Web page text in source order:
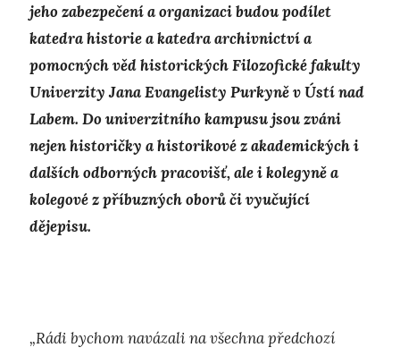
jeho zabezpečení a organizaci budou podílet
katedra historie a katedra archivnictví a
pomocných věd historických Filozofické fakulty
Univerzity Jana Evangelisty Purkyně v Ústí nad
Labem. Do univerzitního kampusu jsou zváni
nejen historičky a historikové z akademických i
dalších odborných pracovišť, ale i kolegyně a
kolegové z příbuzných oborů či vyučující
dějepisu.
„Rádi bychom navázali na všechna předchozí